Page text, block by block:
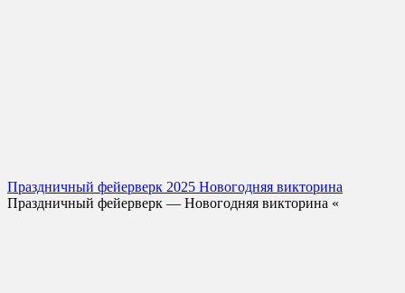
Праздничный фейерверк 2025 Новогодняя викторина
Праздничный фейерверк — Новогодняя викторина «